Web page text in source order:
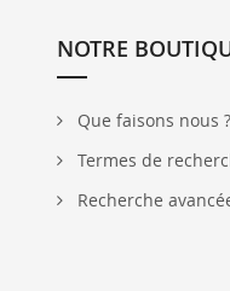
NOTRE
Que faisons nous ?
Termes de
Recherche